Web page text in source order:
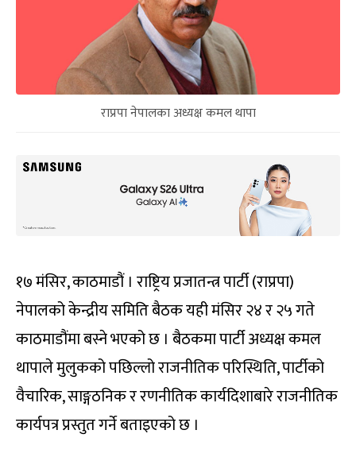
राप्रपा नेपालका अध्यक्ष कमल थापा
१७ मंसिर, काठमाडौं । राष्ट्रिय प्रजातन्त्र पार्टी (राप्रपा)
नेपालको केन्द्रीय समिति बैठक यही मंसिर २४ र २५ गते
काठमाडौंमा बस्ने भएको छ । बैठकमा पार्टी अध्यक्ष कमल
थापाले मुलुकको पछिल्लो राजनीतिक परिस्थिति, पार्टीको
वैचारिक, साङ्गठनिक र रणनीतिक कार्यदिशाबारे राजनीतिक
कार्यपत्र प्रस्तुत गर्ने बताइएको छ ।